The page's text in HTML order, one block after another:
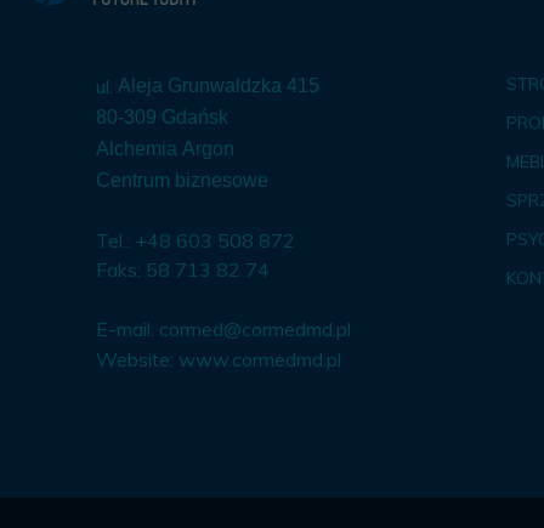
ul. Aleja Grunwaldzka 415
80-309 Gdańsk
Alchemia Argon
Centrum biznesowe
Tel.: +48 603 508 872
Faks: 58 713 82 74
E-mail: cormed@cormedmd.pl
Website: www.cormedmd.pl